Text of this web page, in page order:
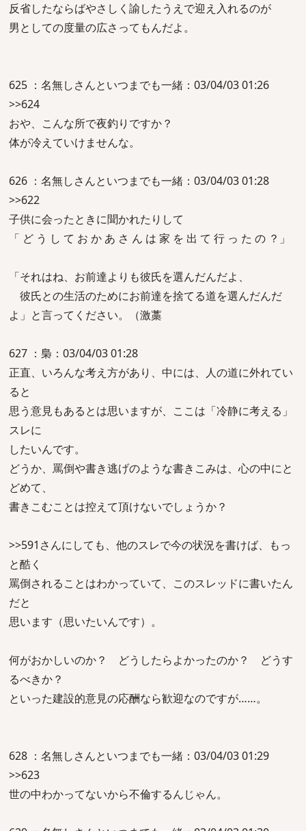
反省したならばやさしく諭したうえで迎え入れるのが
男としての度量の広さってもんだよ。
625 ：名無しさんといつまでも一緒：03/04/03 01:26
>>624
おや、こんな所で夜釣りですか？
体が冷えていけませんな。
626 ：名無しさんといつまでも一緒：03/04/03 01:28
>>622
子供に会ったときに聞かれたりして
「 ど う し て お か あ さ ん は 家 を 出 て 行 っ た の ？」
「それはね、お前達よりも彼氏を選んだんだよ、
彼氏との生活のためにお前達を捨てる道を選んだんだ
よ」と言ってください。（激藁
627 ：梟：03/04/03 01:28
正直、いろんな考え方があり、中には、人の道に外れてい
ると
思う意見もあるとは思いますが、ここは「冷静に考える」
スレに
したいんです。
どうか、罵倒や書き逃げのような書きこみは、心の中にと
どめて、
書きこむことは控えて頂けないでしょうか？
>>591さんにしても、他のスレで今の状況を書けば、もっ
と酷く
罵倒されることはわかっていて、このスレッドに書いたん
だと
思います（思いたいんです）。
何がおかしいのか？ どうしたらよかったのか？ どうす
るべきか？
といった建設的意見の応酬なら歓迎なのですが……。
628 ：名無しさんといつまでも一緒：03/04/03 01:29
>>623
世の中わかってないから不倫するんじゃん。